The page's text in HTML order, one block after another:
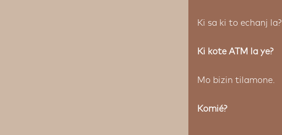
Ki sa ki to echanj la?
Ki kote ATM la ye?
Mo bizin tilamone.
Komié?